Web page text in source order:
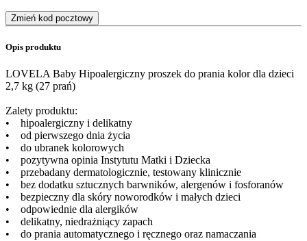
Zmień kod pocztowy
Opis produktu
​LOVELA Baby Hipoalergiczny proszek do prania kolor dla dzieci
2,7 kg (27 prań)
Zalety produktu:
• hipoalergiczny i delikatny
• od pierwszego dnia życia
• do ubranek kolorowych
• pozytywna opinia Instytutu Matki i Dziecka
• przebadany dermatologicznie, testowany klinicznie
• bez dodatku sztucznych barwników, alergenów i fosforanów
• bezpieczny dla skóry noworodków i małych dzieci
• odpowiednie dla alergików
• delikatny, niedrażniący zapach
• do prania automatycznego i ręcznego oraz namaczania